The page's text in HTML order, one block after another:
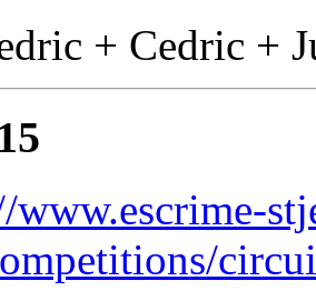
+ Cedric +
www.escrime-